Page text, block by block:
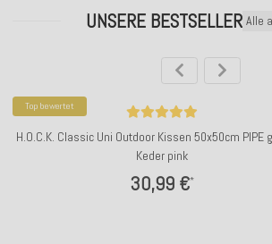
UNSERE BESTSELLER Alle
Top bewertet
H.O.C.K. Classic Uni Outdoor Kissen 50x50cm PIPE
Keder pink
30,99 €*